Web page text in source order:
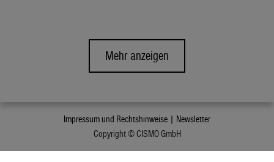
Mehr anzeigen
Impressum und Rechtshinweise | Newsletter
Copyright © CISMO GmbH